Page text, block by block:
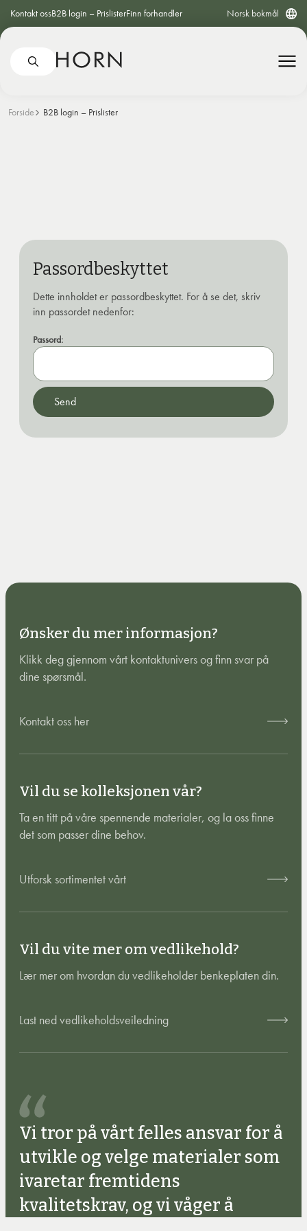
Kontakt ossB2B login – PrislisterFinn forhandler Norsk bokmål
Forside B2B login – Prislister
Passordbeskyttet
Dette innholdet er passordbeskyttet. For å se det, skriv
inn passordet nedenfor:
Passord:
Ønsker du mer informasjon?
Klikk deg gjennom vårt kontaktunivers og finn svar på
dine spørsmål.
Kontakt oss her
Vil du se kolleksjonen vår?
Ta en titt på våre spennende materialer, og la oss finne
det som passer dine behov.
Utforsk sortimentet vårt
Vil du vite mer om vedlikehold?
Lær mer om hvordan du vedlikeholder benkeplaten din.
Last ned vedlikeholdsveiledning
Vi tror på vårt felles ansvar for å
utvikle og velge materialer som
ivaretar fremtidens
kvalitetskrav, og vi våger å